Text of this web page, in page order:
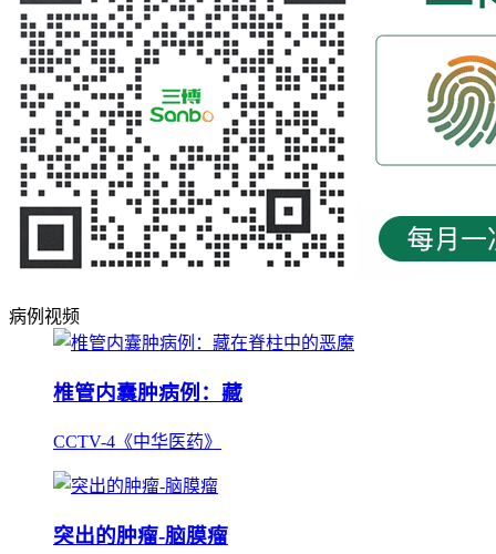
病例视频
椎管内囊肿病例：藏
CCTV-4《中华医药》
突出的肿瘤-脑膜瘤